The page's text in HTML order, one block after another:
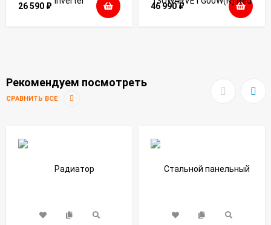
26 590 ₽ 46 990₽
Рекомендуем посмотреть
СРАВНИТЬ ВСЕ